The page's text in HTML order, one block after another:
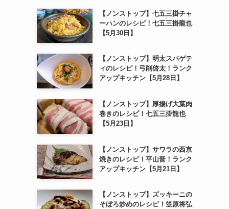
【ノンストップ】七五三掛チャ
ーハンのレシピ！七五三掛龍也
【5月30日】
【ノンストップ】明太スパゲテ
ィのレシピ！弓削啓太！ランク
アップキッチン【5月28日】
【ノンストップ】厚揚げ大葉肉
巻きのレシピ！七五三掛龍也
【5月23日】
【ノンストップ】サワラの西京
焼きのレシピ！平山晋！ランク
アップキッチン【5月21日】
【ノンストップ】ズッキーニの
そぼろ炒めのレシピ！笠原将弘